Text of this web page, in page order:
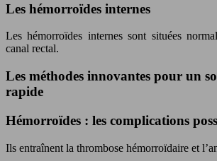
Les hémorroïdes internes
Les hémorroïdes internes sont situées
canal rectal.
Les méthodes innovantes pour un
rapide
Hémorroïdes : les complications
Ils entraînent la thrombose hémorroïdaire et